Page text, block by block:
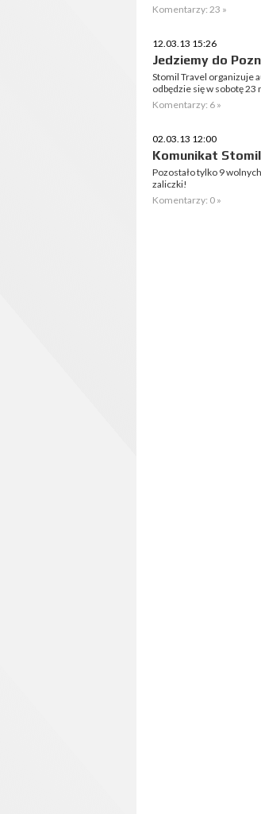
Komentarzy: 23 »
12.03.13 15:26
Jedziemy do
Stomil Travel organizuje
odbędzie się w sobotę
Komentarzy: 6 »
02.03.13 12:00
Komunikat
Pozostało tylko 9
zaliczki!
Komentarzy: 0 »